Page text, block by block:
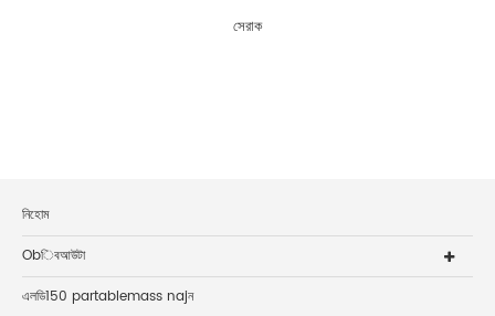
সেরাক
নিহোম
Obিবআউটা
এলডি150 partablemass najন